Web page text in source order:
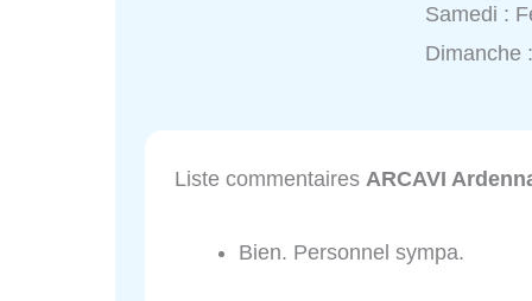
Samedi :
Dimanche
Liste commentaires ARCAVI
Bien. Personnel sympa.